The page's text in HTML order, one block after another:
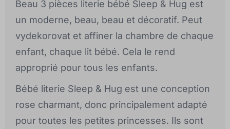
Beau 3 pièces literie bébé Sleep & Hug est
un moderne, beau, beau et décoratif. Peut
vydekorovat et affiner la chambre de chaque
enfant, chaque lit bébé. Cela le rend
approprié pour tous les enfants.
Bébé literie Sleep & Hug est une conception
rose charmant, donc principalement adapté
pour toutes les petites princesses. Ils sont